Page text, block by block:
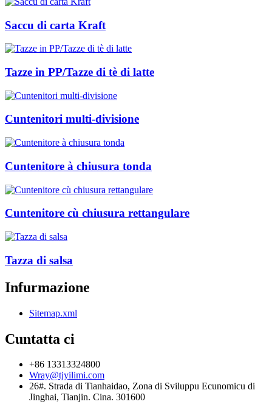
Saccu di carta Kraft
Tazze in PP/Tazze di tè di latte
Cuntenitori multi-divisione
Cuntenitore à chiusura tonda
Cuntenitore cù chiusura rettangulare
Tazza di salsa
Infurmazione
Sitemap.xml
Cuntatta ci
+86 13313324800
Wray@tjyilimi.com
26#. Strada di Tianhaidao, Zona di Sviluppu Ecunomicu di
Jinghai, Tianjin. Cina. 301600